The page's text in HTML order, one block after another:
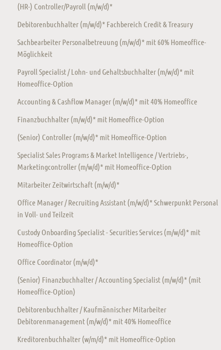
(HR-) Controller/Payroll (m/w/d)*
Debitorenbuchhalter (m/w/d)* Fachbereich Credit & Treasury
Sachbearbeiter Personalbetreuung (m/w/d)* mit 60% Homeoffice-
Möglichkeit
Payroll Specialist / Lohn- und Gehaltsbuchhalter (m/w/d)* mit
Homeoffice-Option
Accounting & Cashflow Manager (m/w/d)* mit 40% Homeoffice
Finanzbuchhalter (m/w/d)* mit Homeoffice-Option
(Senior) Controller (m/w/d)* mit Homeoffice-Option
Specialist Sales Programs & Market Intelligence / Vertriebs-,
Marketingcontroller (m/w/d)* mit Homeoffice-Option
Mitarbeiter Zeitwirtschaft (m/w/d)*
Office Manager / Recruiting Assistant (m/w/d)* Schwerpunkt Personal
in Voll- und Teilzeit
Custody Onboarding Specialist - Securities Services (m/w/d)* mit
Homeoffice-Option
Office Coordinator (m/w/d)*
(Senior) Finanzbuchhalter / Accounting Specialist (m/w/d)* (mit
Homeoffice-Option)
Debitorenbuchhalter / Kaufmännischer Mitarbeiter
Debitorenmanagement (m/w/d)* mit 40% Homeoffice
Kreditorenbuchhalter (w/m/d)* mit Homeoffice-Option